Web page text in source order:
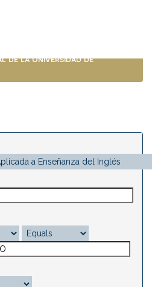
de la Universidad de